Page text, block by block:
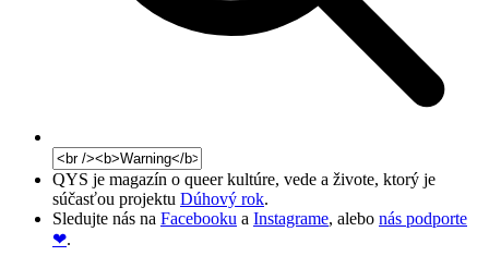
QYS je magazín o queer kultúre, vede a živote, ktorý je
súčasťou projektu Dúhový rok.
Sledujte nás na Facebooku a Instagrame, alebo nás podporte
❤.